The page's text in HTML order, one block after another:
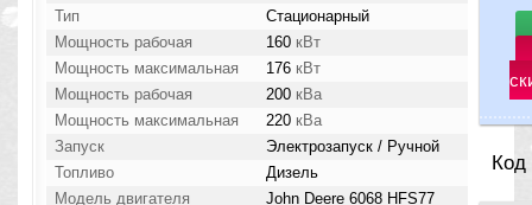
Тип
Стационарный
Мощность рабочая
160 кВт
Мощность максимальная
176 кВт
Мощность рабочая
200 кВа
Мощность максимальная
220 кВа
Запуск
Электрозапуск / Ручной
Топливо
Дизель
Модель двигателя
John Deere 6068 HFS77
Код